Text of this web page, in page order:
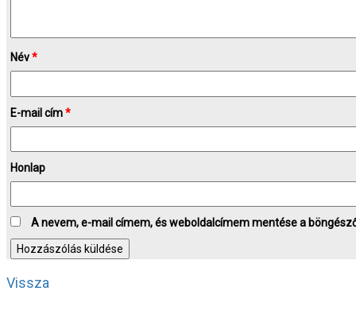
Név*
E-mail cím*
Honlap
A nevem, e-mail címem, és weboldalcímem mentése a
Vissza